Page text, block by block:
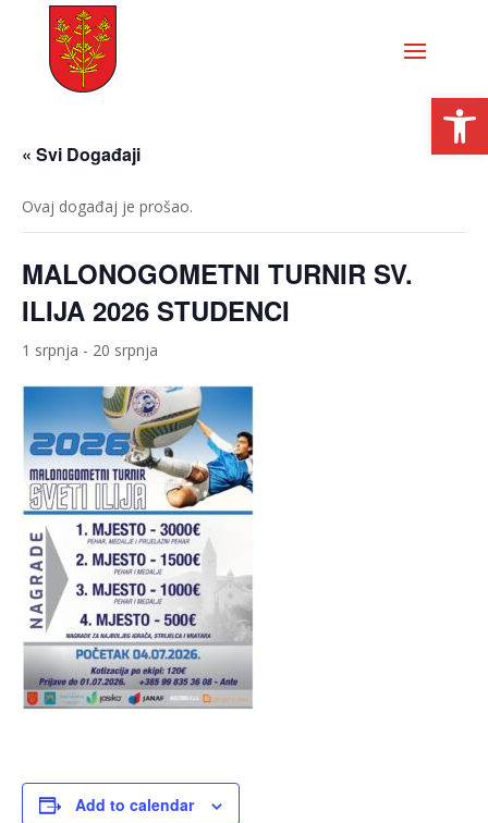
« Svi Događaji
Ovaj događaj je prošao.
MALONOGOMETNI TURNIR SV.
ILIJA 2026 STUDENCI
1 srpnja - 20 srpnja
Add to calendar